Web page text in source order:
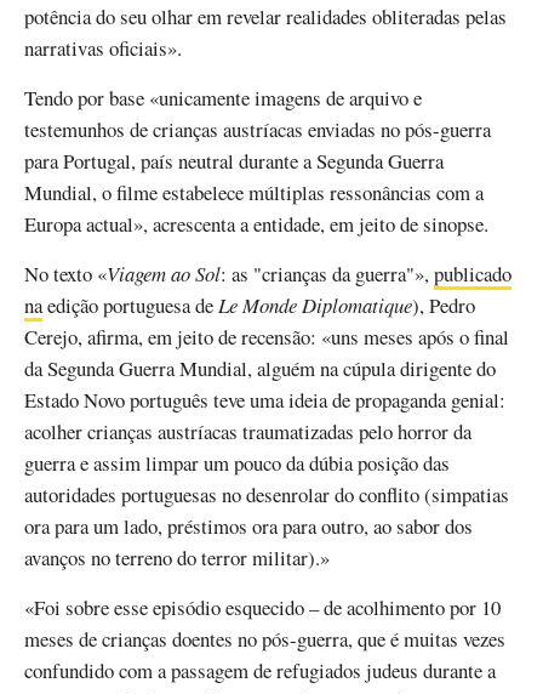
potência do seu olhar em revelar realidades obliteradas pelas
narrativas oficiais».
Tendo por base «unicamente imagens de arquivo e
testemunhos de crianças austríacas enviadas no pós-guerra
para Portugal, país neutral durante a Segunda Guerra
Mundial, o filme estabelece múltiplas ressonâncias com a
Europa actual», acrescenta a entidade, em jeito de sinopse.
No texto «Viagem ao Sol: as "crianças da guerra"»,publicado
naedição portuguesa deLe Monde Diplomatique), Pedro
Cerejo, afirma, em jeito de recensão: «uns meses após o final
da Segunda Guerra Mundial, alguém na cúpula dirigente do
Estado Novo português teve uma ideia de propaganda genial:
acolher crianças austríacas traumatizadas pelo horror da
guerra e assim limpar um pouco da dúbia posição das
autoridades portuguesas no desenrolar do conflito (simpatias
ora para um lado, préstimos ora para outro, ao sabor dos
avanços no terreno do terror militar).»
«Foi sobre esse episódio esquecido – de acolhimento por 10
meses de crianças doentes no pós-guerra, que é muitas vezes
confundido com a passagem de refugiados judeus durante a